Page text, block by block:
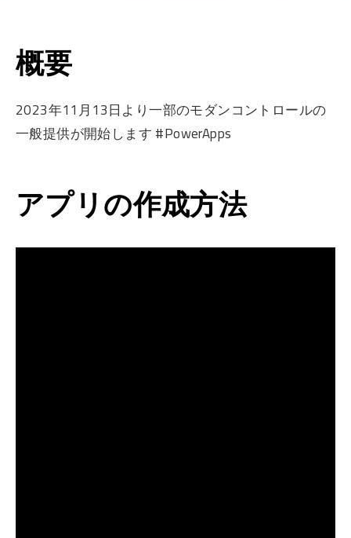
概要
2023年11月13日より一部のモダンコントロールの
一般提供が開始します #PowerApps
アプリの作成方法